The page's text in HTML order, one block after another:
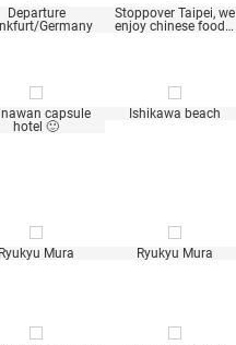
Departure
Germany
Stoppover Taipei, we
enjoy chinese food…
capsule
hotel 🙂
Ishikawa beach
Mura Ryukyu Mura